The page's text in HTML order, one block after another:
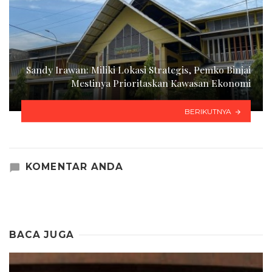
Sandy Irawan: Miliki Lokasi Strategis, Pemko Binjai
Mestinya Prioritaskan Kawasan Ekonomi
BERIKUTNYA
KOMENTAR ANDA
BACA JUGA